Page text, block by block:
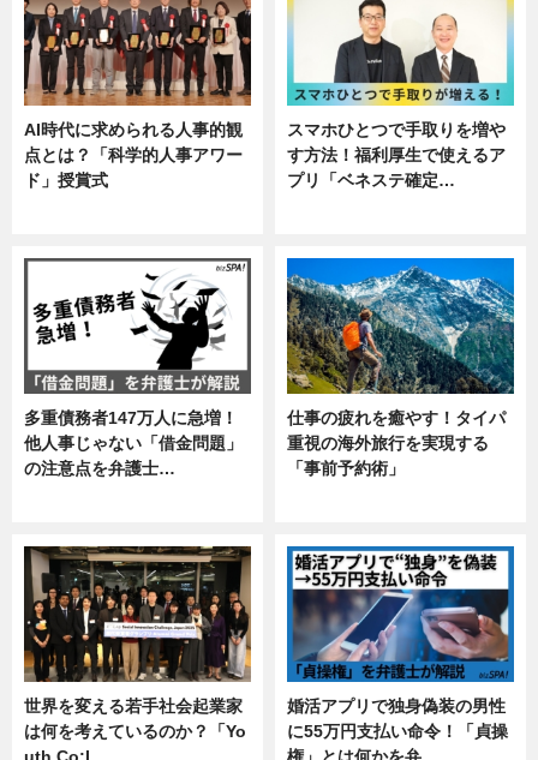
AI時代に求められる人事的観
点とは？「科学的人事アワー
ド」授賞式
スマホひとつで手取りを増や
す方法！福利厚生で使えるア
プリ「ベネステ確定…
多重債務者147万人に急増！
他人事じゃない「借金問題」
の注意点を弁護士…
仕事の疲れを癒やす！タイパ
重視の海外旅行を実現する
「事前予約術」
世界を変える若手社会起業家
は何を考えているのか？「Yo
婚活アプリで独身偽装の男性
に55万円支払い命令！「貞操